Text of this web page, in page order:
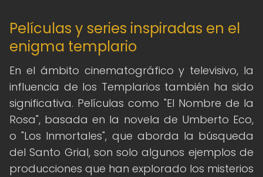
Películas y series inspiradas en el
enigma templario
En el ámbito cinematográfico y televisivo, la
influencia de los Templarios también ha sido
significativa. Películas como "El Nombre de la
Rosa", basada en la novela de Umberto Eco,
o "Los Inmortales", que aborda la búsqueda
del Santo Grial, son solo algunos ejemplos de
producciones que han explorado los misterios